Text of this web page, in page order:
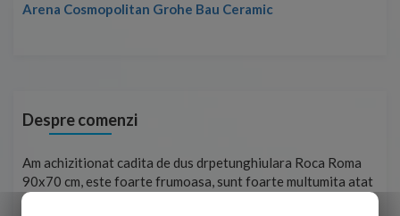
Arena Cosmopolitan Grohe Bau Ceramic
Despre comenzi
Am achizitionat cadita de dus drpetunghiulara Roca Roma
90x70 cm, este foarte frumoasa, sunt foarte multumita atat
de personalul firmei dvs. cu care am colaborat in obtinerea